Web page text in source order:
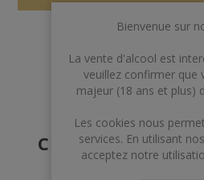
CLIENTS
UN
Bienvenue sur
La vente d'alcool est
veuillez confirmer que
majeur (18 ans et plus)
Les cookies nous
services. En utilisant
acceptez notre